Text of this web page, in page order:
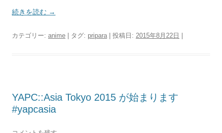
続きを読む →
カテゴリー: anime | タグ: pripara | 投稿日: 2015年8月22日
YAPC::Asia Tokyo 2015 が始まります
#yapcasia